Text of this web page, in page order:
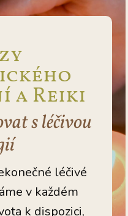
a Reiki
s léčivou
léčivé
v každém
k dispozici,